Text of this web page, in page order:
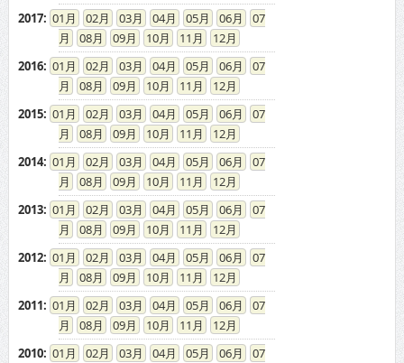
2017: 01 02 03 04 05 06
07
08
09 10 11
12
2016: 01 02 03 04 05 06
07
08
09 10 11
12
2015: 01 02 03 04 05 06
07
08
09 10 11
12
2014: 01 02 03 04 05 06
07
08
09 10 11
12
2013: 01 02 03 04 05 06
07
08
09 10 11
12
2012: 01 02 03 04 05 06
07
08
09 10 11
12
2011: 01 02 03 04 05 06
07
08
09 10 11
12
2010: 01 02 03 04 05 06
07